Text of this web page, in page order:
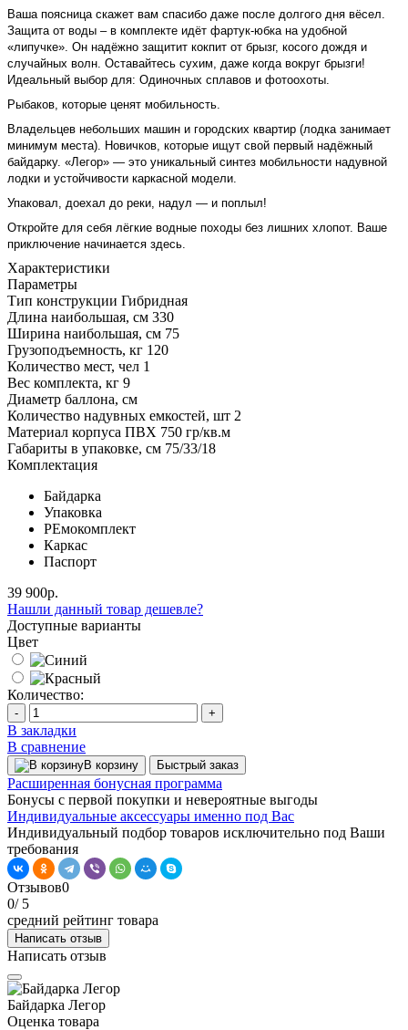
Ваша поясница скажет вам спасибо даже после долгого дня вёсел.
Защита от воды – в комплекте идёт фартук-юбка на удобной
«липучке». Он надёжно защитит кокпит от брызг, косого дождя и
случайных волн. Оставайтесь сухим, даже когда вокруг брызги!
Идеальный выбор для: Одиночных сплавов и фотоохоты.
Рыбаков, которые ценят мобильность.
Владельцев небольших машин и городских квартир (лодка занимает
минимум места). Новичков, которые ищут свой первый надёжный
байдарку. «Легор» — это уникальный синтез мобильности надувной
лодки и устойчивости каркасной модели.
Упаковал, доехал до реки, надул — и поплыл!
Откройте для себя лёгкие водные походы без лишних хлопот. Ваше
приключение начинается здесь.
Характеристики
Параметры
Тип конструкции Гибридная
Длина наибольшая, см 330
Ширина наибольшая, см 75
Грузоподъемность, кг 120
Количество мест, чел 1
Вес комплекта, кг 9
Диаметр баллона, см
Количество надувных емкостей, шт 2
Материал корпуса ПВХ 750 гр/кв.м
Габариты в упаковке, см 75/33/18
Комплектация
Байдарка
Упаковка
РЕмокомплект
Каркас
Паспорт
39 900р.
Нашли данный товар дешевле?
Доступные варианты
Цвет
Количество:
- +
В закладки
В сравнение
В корзину Быстрый заказ
Расширенная бонусная программа
Бонусы с первой покупки и невероятные выгоды
Индивидуальные аксессуары именно под Вас
Индивидуальный подбор товаров исключительно под Ваши
требования
Отзывов0
0/ 5
средний рейтинг товара
Написать отзыв
Написать отзыв
Байдарка Легор
Оценка товара